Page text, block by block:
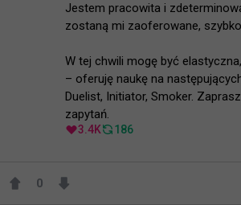
Jestem pracowita i
zostaną mi zaoferowane,
W tej chwili mogę być
– oferuję naukę na
Duelist, Initiator, Smoker.
zapytań.
3.4K 186
0